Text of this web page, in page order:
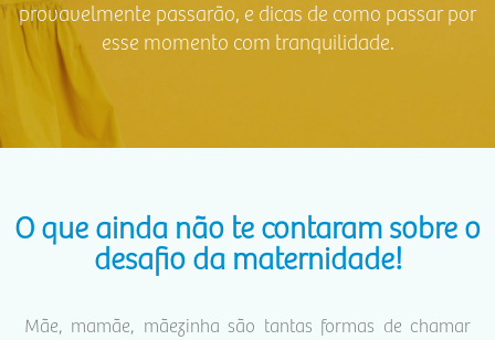
provavelmente passarão, e dicas de como passar por
esse momento com tranquilidade.
O que ainda não te contaram sobre o
desafio da maternidade!
Mãe, mamãe, mãezinha são tantas formas de chamar